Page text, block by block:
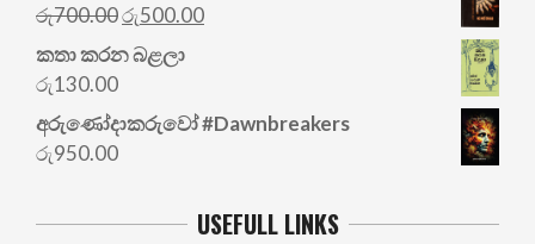
රු700.00Original
price
was:
රු500.00Current
කතා කරන බළලා
රු130.00
අරු‍ණෝදාකරුවෝ #Dawnbreakers
රු950.00
USEFULL LINKS